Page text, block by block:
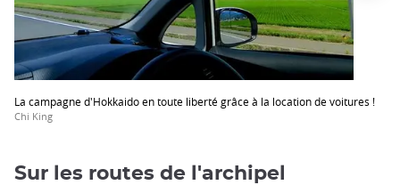
La campagne d'Hokkaido en toute liberté grâce à la location de voitures !
Chi King
Sur les routes de l'archipel